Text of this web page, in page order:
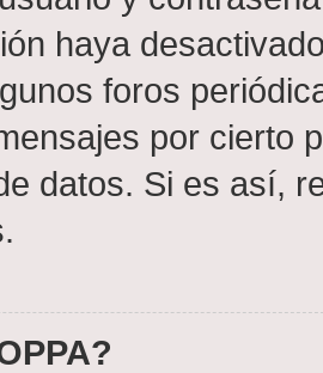
haya
foros
por cierto
datos. Si es así,